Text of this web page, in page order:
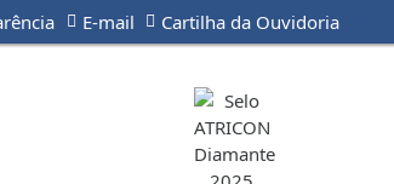
E-mail Cartilha da Ouvidoria